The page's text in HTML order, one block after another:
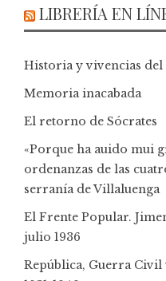
LIBRERÍA EN
Historia y vivencias
Memoria inacabada
El retorno de Sócrates
«Porque ha auido mui
ordenanzas de las
serranía de Villaluenga
El Frente Popular.
julio 1936
República, Guerra